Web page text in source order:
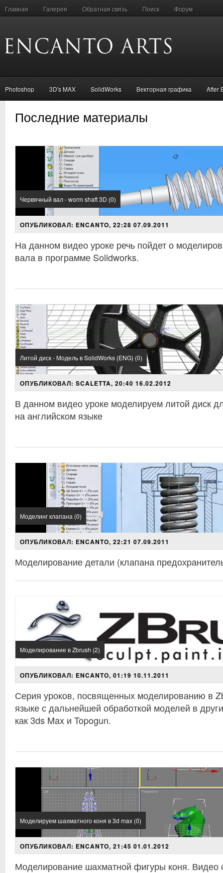
Главная Галерея Обратная связь Поиск Форум
Photoshop 3D's MAX SolidWorks Векторная графика After
Последние материалы
Червячный вал - worm shaft 3D (0)
ОПУБЛИКОВАЛ: ENCANTO, 22:28 07.09.2011
На данном видео уроке речь пойдет о
вала в программе Solidworks.
Литой диск - Модель в SolidWorks (ENG) (0)
ОПУБЛИКОВАЛ: SCALETTA, 20:40 16.02.2012
В данном видео уроке моделируем литой диск
на английском языке
Моделинг клапана (0)
ОПУБЛИКОВАЛ: ENCANTO, 22:21 07.09.2011
Моделирование детали (клапана
Моделирование в Zbrush (2)
ОПУБЛИКОВАЛ: ENCANTO, 01:19 10.11.2011
Серия уроков, посвященных моделированию в
языке с дальнейшей обработкой моделей в
как 3ds Max и Topogun.
Моделируем шахматного коня в 3d max (0)
ОПУБЛИКОВАЛ: ENCANTO, 21:45 01.01.2012
Моделирование шахматной фигуры коня. Видео